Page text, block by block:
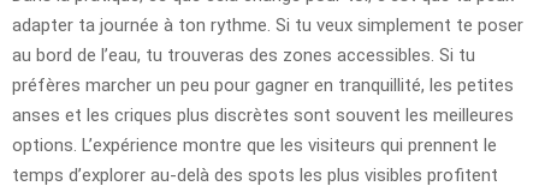
adapter ta journée à ton rythme. Si tu veux simplement te poser
au bord de l’eau, tu trouveras des zones accessibles. Si tu
préfères marcher un peu pour gagner en tranquillité, les petites
anses et les criques plus discrètes sont souvent les meilleures
options. L’expérience montre que les visiteurs qui prennent le
temps d’explorer au-delà des spots les plus visibles profitent